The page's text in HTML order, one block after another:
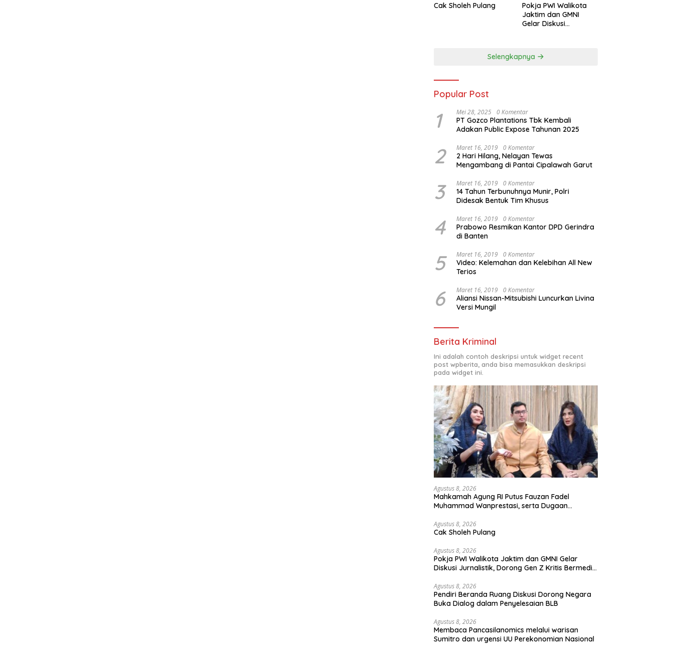
Cak Sholeh Pulang
Pokja PWI Walikota
Jaktim dan GMNI
Gelar Diskusi
Selengkapnya
Popular Post
1 Mei 28, 2025 0 Komentar
PT Gozco Plantations Tbk Kembali
Adakan Public Expose Tahunan 2025
2 Maret 16, 2019 0 Komentar
2 Hari Hilang, Nelayan Tewas
Mengambang di Pantai Cipalawah Garut
3 Maret 16, 2019 0 Komentar
14 Tahun Terbunuhnya Munir, Polri
Didesak Bentuk Tim Khusus
4 Maret 16, 2019 0 Komentar
Prabowo Resmikan Kantor DPD Gerindra
di Banten
5 Maret 16, 2019 0 Komentar
Video: Kelemahan dan Kelebihan All New
Terios
6 Maret 16, 2019 0 Komentar
Aliansi Nissan-Mitsubishi Luncurkan Livina
Versi Mungil
Berita Kriminal
Ini adalah contoh deskripsi untuk widget recent
post wpberita, anda bisa memasukkan deskripsi
pada widget ini.
Agustus 8, 2026
Mahkamah Agung RI Putus Fauzan Fadel
Muhammad Wanprestasi, serta Dugaan
Agustus 8, 2026
Cak Sholeh Pulang
Agustus 8, 2026
Pokja PWI Walikota Jaktim dan GMNI Gelar
Diskusi Jurnalistik, Dorong Gen Z Kritis Bermedia
Agustus 8, 2026
Pendiri Beranda Ruang Diskusi Dorong Negara
Buka Dialog dalam Penyelesaian BLB
Agustus 8, 2026
Membaca Pancasilanomics melalui warisan
Sumitro dan urgensi UU Perekonomian Nasional